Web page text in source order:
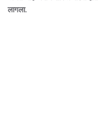
लागला.